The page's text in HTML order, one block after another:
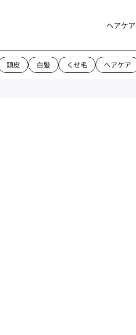
ヘアケア
頭皮 白髪 くせ毛 ヘアケア